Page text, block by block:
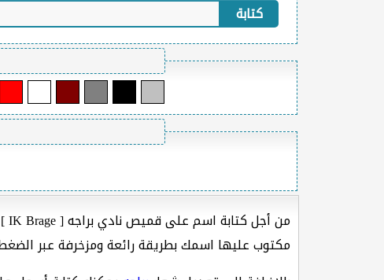
كتابة
من أجل كتابة اسم على قميص نادي براجه [ IK Brage ] ما عليك سوى كتابة الإسم في الخانة المخصصة له في الأعلى
مكتوب عليها اسمك بطريقة رائعة ومزخرفة عبر